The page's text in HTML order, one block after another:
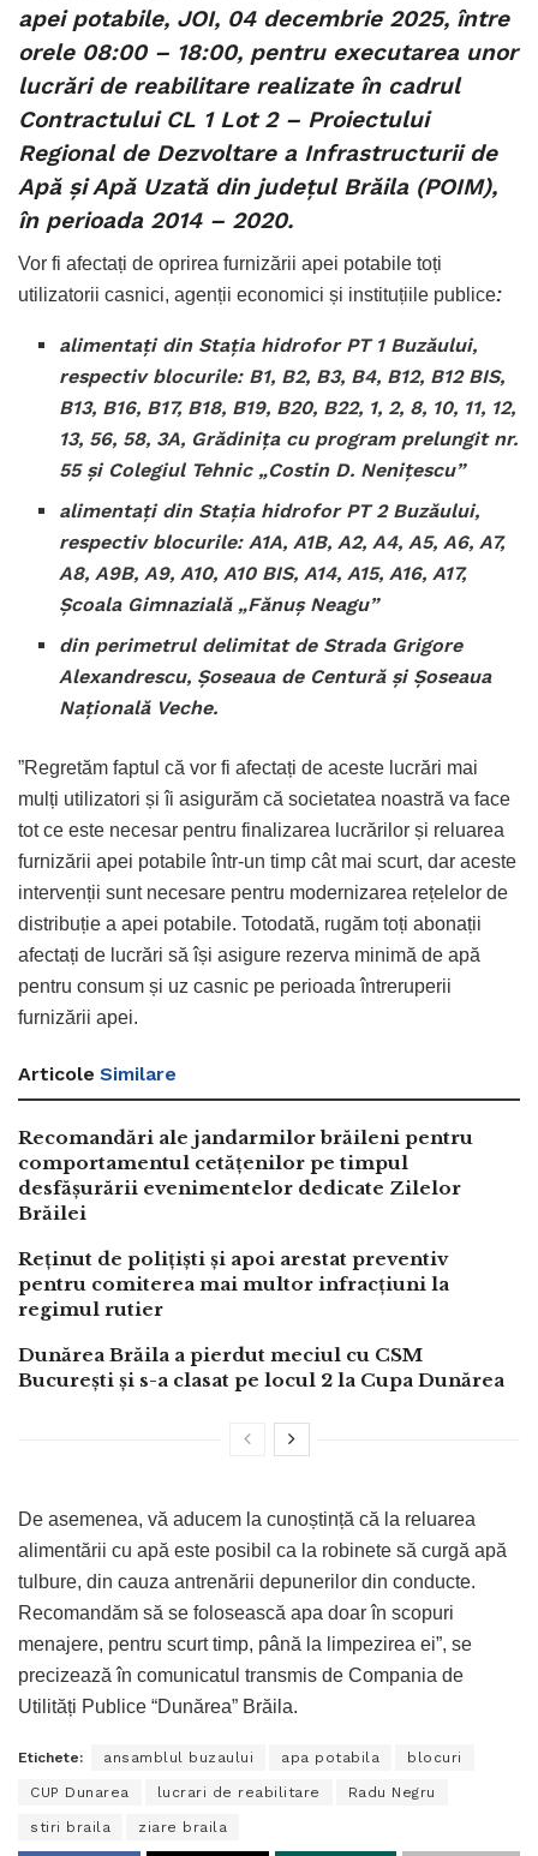
apei potabile, JOI, 04 decembrie 2025, între
orele 08:00 – 18:00, pentru executarea unor
lucrări de reabilitare realizate în cadrul
Contractului CL 1 Lot 2 – Proiectului
Regional de Dezvoltare a Infrastructurii de
Apă și Apă Uzată din județul Brăila (POIM),
în perioada 2014 – 2020.
Vor fi afectați de oprirea furnizării apei potabile toți
utilizatorii casnici, agenții economici și instituțiile publice:
alimentați din Stația hidrofor PT 1 Buzăului,
respectiv blocurile: B1, B2, B3, B4, B12, B12 BIS,
B13, B16, B17, B18, B19, B20, B22, 1, 2, 8, 10, 11, 12,
13, 56, 58, 3A, Grădinița cu program prelungit nr.
55 și Colegiul Tehnic „Costin D. Nenițescu”
alimentați din Stația hidrofor PT 2 Buzăului,
respectiv blocurile: A1A, A1B, A2, A4, A5, A6, A7,
A8, A9B, A9, A10, A10 BIS, A14, A15, A16, A17,
Școala Gimnazială „Fănuș Neagu”
din perimetrul delimitat de Strada Grigore
Alexandrescu, Șoseaua de Centură și Șoseaua
Națională Veche.
”Regretăm faptul că vor fi afectați de aceste lucrări mai
mulți utilizatori și îi asigurăm că societatea noastră va face
tot ce este necesar pentru finalizarea lucrărilor și reluarea
furnizării apei potabile într-un timp cât mai scurt, dar aceste
intervenții sunt necesare pentru modernizarea rețelelor de
distribuție a apei potabile. Totodată, rugăm toți abonații
afectați de lucrări să își asigure rezerva minimă de apă
pentru consum și uz casnic pe perioada întreruperii
furnizării apei.
Articole Similare
Recomandări ale jandarmilor brăileni pentru
comportamentul cetățenilor pe timpul
desfășurării evenimentelor dedicate Zilelor
Brăilei
Reținut de polițiști și apoi arestat preventiv
pentru comiterea mai multor infracțiuni la
regimul rutier
Dunărea Brăila a pierdut meciul cu CSM
București și s-a clasat pe locul 2 la Cupa Dunărea
De asemenea, vă aducem la cunoștință că la reluarea
alimentării cu apă este posibil ca la robinete să curgă apă
tulbure, din cauza antrenării depunerilor din conducte.
Recomandăm să se folosească apa doar în scopuri
menajere, pentru scurt timp, până la limpezirea ei”, se
precizează în comunicatul transmis de Compania de
Utilități Publice “Dunărea” Brăila.
Etichete: ansamblul buzaului apa potabila blocuri
CUP Dunarea lucrari de reabilitare Radu Negru
stiri braila ziare braila